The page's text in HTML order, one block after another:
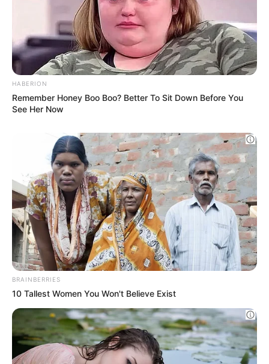
distrutta o deteriorata diventando così una
copia ufficiale a tutti gli effetti.
Bollywood’s Boldest Dance Scenes Still
Trending
BRAINBERRIES